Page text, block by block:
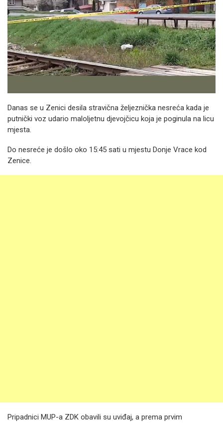
Danas se u Zenici desila stravična željeznička nesreća kada je
putnički voz udario maloljetnu djevojčicu koja je poginula na licu
mjesta.
Do nesreće je došlo oko 15:45 sati u mjestu Donje Vrace kod
Zenice.
Pripadnici MUP-a ZDK obavili su uviđaj, a prema prvim